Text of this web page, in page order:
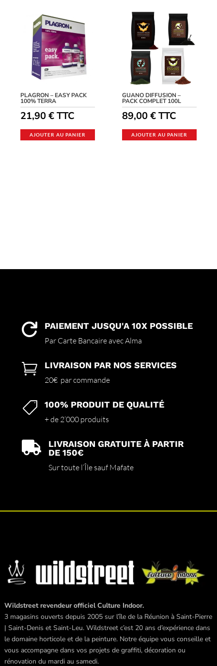
PLAGRON – EASY PACK
100% TERRA
21,90€ TTC
AJOUTER AU PANIER
GUANO DIFFUSION –
PACK COMPLET 100L
89,00€TTC
AJOUTER AU PANIER
 PAIEMENT JUSQU'A 10X POSSIBLE
Par Carte Bancaire avec Alma
 LIVRAISON PAR NOS SERVICES
20€ par commande
 100% PRODUIT DE QUALITÉ
+ de 2’000 produits

LIVRAISON GRATUITE À PARTIR
DE 150€
Sur toute l’Île sauf Mafate
Wildstreet revendeur officiel Culture Indoor.
3 magasins ouverts depuis 2005 sur l’île de la Réunion à Saint-Pierre
| Saint-Denis et Saint-Leu. Wildstreet c’est 20 ans d’expérience dans
le domaine horticole et de la peinture. Notre équipe vous conseille et
vous accompagne dans vos projets de graffiti, décoration ou
rénovation du mardi au samedi.